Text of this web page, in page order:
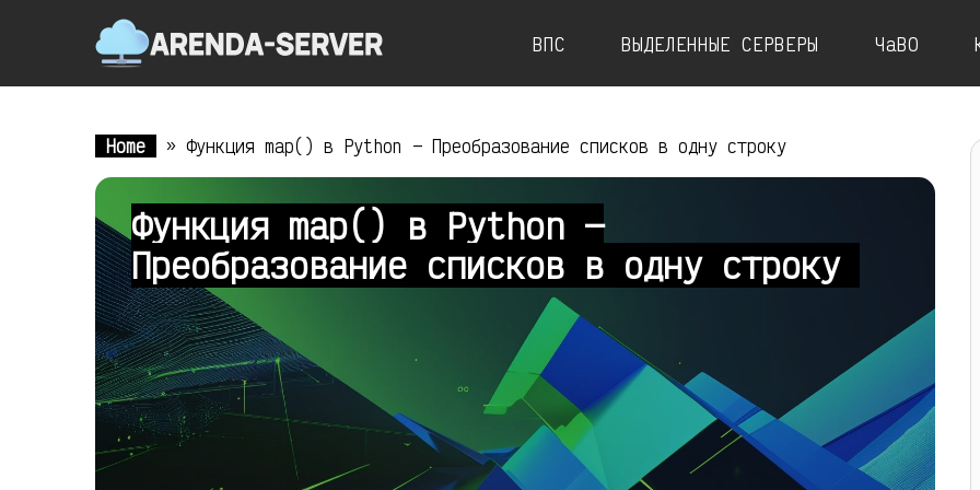
ВПС ВЫДЕЛЕННЫЕ СЕРВЕРЫ ЧаВО
Home » Функция map() в Python — Преобразование списков в одну строку
Функция map() в Python —
Преобразование списков в одну строку